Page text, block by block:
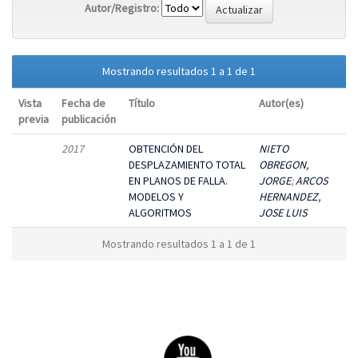
Autor/Registro:
Mostrando resultados 1 a 1 de 1
Vista
previa
Fecha de
publicación
Título Autor(es)
2017
OBTENCIÓN DEL
DESPLAZAMIENTO TOTAL
EN PLANOS DE FALLA.
MODELOS Y
ALGORITMOS
NIETO
OBREGON,
JORGE;ARCOS
HERNANDEZ,
JOSE LUIS
Mostrando resultados 1 a 1 de 1